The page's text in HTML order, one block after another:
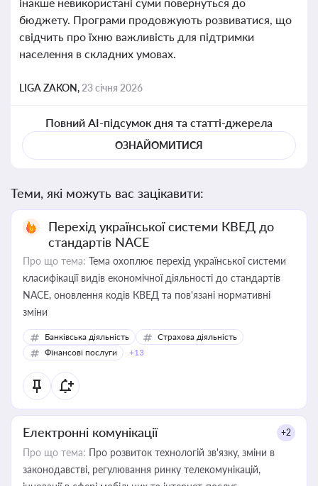
бюджету. Програми продовжують розвиватися, що
свідчить про їхню важливість для підтримки
населення в складних умовах.
LIGA ZAKON, 23 січня 2026
Повний AI-підсумок дня та статті-джерела
ОЗНАЙОМИТИСЯ
Теми, які можуть вас зацікавити:
Перехід української системи КВЕД до
стандартів NACE
Про що тема: Тема охоплює перехід української системи
класифікації видів економічної діяльності до стандартів
NACE, оновлення кодів КВЕД та пов'язані нормативні
зміни
Банківська діяльність
Страхова діяльність
Фінансові послуги
+13
Електронні комунікації +2
Про що тема: Про розвиток технологій зв'язку, зміни в
законодавстві, регулювання ринку телекомунікацій,